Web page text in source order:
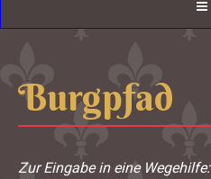
Burgpfad
Zur Eingabe in eine Wegehilfe: